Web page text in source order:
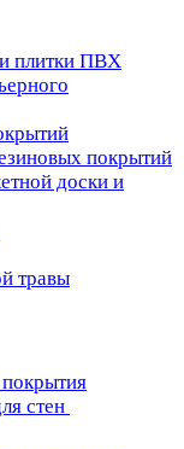
плитки ПВХ
покрытий
доски и
травы
стен